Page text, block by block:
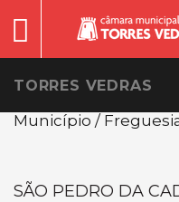
TORRES VEDRAS
Município /
SÃO PEDRO DA